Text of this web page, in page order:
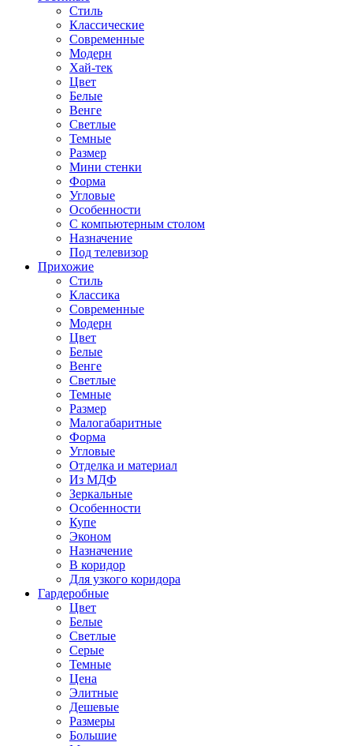
Стиль
Классические
Современные
Модерн
Хай-тек
Цвет
Белые
Венге
Светлые
Темные
Размер
Мини стенки
Форма
Угловые
Особенности
С компьютерным столом
Назначение
Под телевизор
Прихожие
Стиль
Классика
Современные
Модерн
Цвет
Белые
Венге
Светлые
Темные
Размер
Малогабаритные
Форма
Угловые
Отделка и материал
Из МДФ
Зеркальные
Особенности
Купе
Эконом
Назначение
В коридор
Для узкого коридора
Гардеробные
Цвет
Белые
Светлые
Серые
Темные
Цена
Элитные
Дешевые
Размеры
Большие